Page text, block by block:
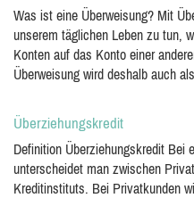
Was ist eine Überweisung? Mit
unserem täglichen Leben zu tun,
Konten auf das Konto einer
Überweisung wird deshalb auch
Überziehungskredit
Definition Überziehungskredit Bei
unterscheidet man zwischen
Kreditinstituts. Bei Privatkunden